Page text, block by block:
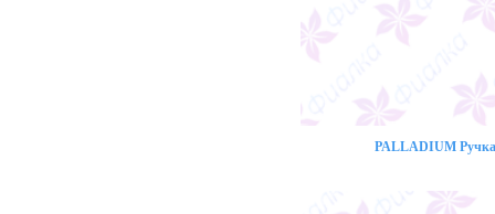
PALLADIUM